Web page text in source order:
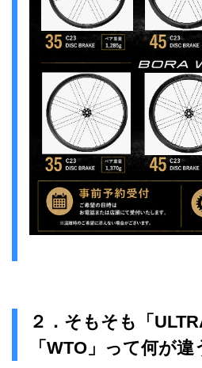
２．そもそも「
「WTO」って何が違